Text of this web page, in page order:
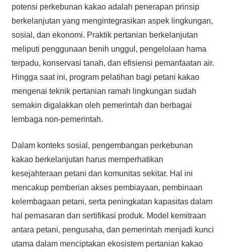
potensi perkebunan kakao adalah penerapan prinsip
berkelanjutan yang mengintegrasikan aspek lingkungan,
sosial, dan ekonomi. Praktik pertanian berkelanjutan
meliputi penggunaan benih unggul, pengelolaan hama
terpadu, konservasi tanah, dan efisiensi pemanfaatan air.
Hingga saat ini, program pelatihan bagi petani kakao
mengenai teknik pertanian ramah lingkungan sudah
semakin digalakkan oleh pemerintah dan berbagai
lembaga non-pemerintah.
Dalam konteks sosial, pengembangan perkebunan
kakao berkelanjutan harus memperhatikan
kesejahteraan petani dan komunitas sekitar. Hal ini
mencakup pemberian akses pembiayaan, pembinaan
kelembagaan petani, serta peningkatan kapasitas dalam
hal pemasaran dan sertifikasi produk. Model kemitraan
antara petani, pengusaha, dan pemerintah menjadi kunci
utama dalam menciptakan ekosistem pertanian kakao